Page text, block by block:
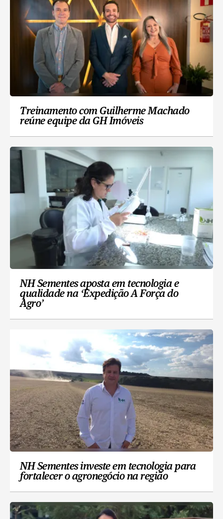
Treinamento com Guilherme Machado
reúne equipe da GH Imóveis
NH Sementes aposta em tecnologia e
qualidade na ‘Expedição A Força do
Agro’
NH Sementes investe em tecnologia para
fortalecer o agronegócio na região